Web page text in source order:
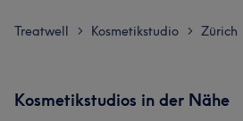
Treatwell > Kosmetikstudio > Zürich
Kosmetikstudios in der Nähe